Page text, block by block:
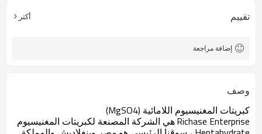
نموذج
يحتوي المغنيسيوم
تقييم أكثر
إضافة مراجعة
وصف
كبريتات المغنيسيوم اللامائية (MgSO4)
Richase Enterpriseهي الشركة المصنعة لكبريتات المغنيسيوم